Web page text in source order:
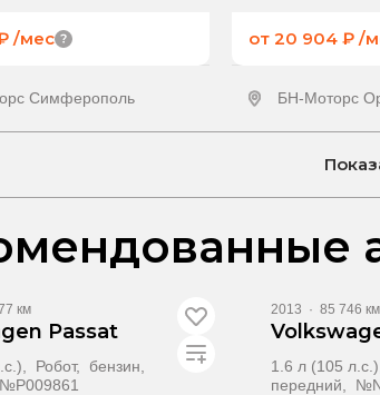
/мес
Симферополь
от 20 904 ₽ /
БН-Моторс
км
Passat
Робот, бензин,
2013 · 85 746 км
1.6 л (105
передний,